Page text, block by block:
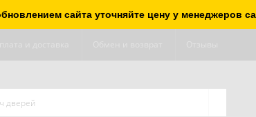
сайта уточняйте цену у менеджеров